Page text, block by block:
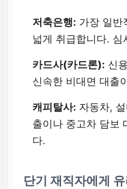
저축은행: 가장 일반
넓게 취급합니다.
카드사(카드론): 신
신속한 비대면 대출
캐피탈사: 자동차,
출이나 중고차 담보
다.
단기 재직자에게